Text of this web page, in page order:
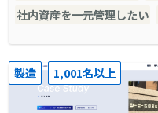
社内資産を一元管理したい
製造 1,001名以上